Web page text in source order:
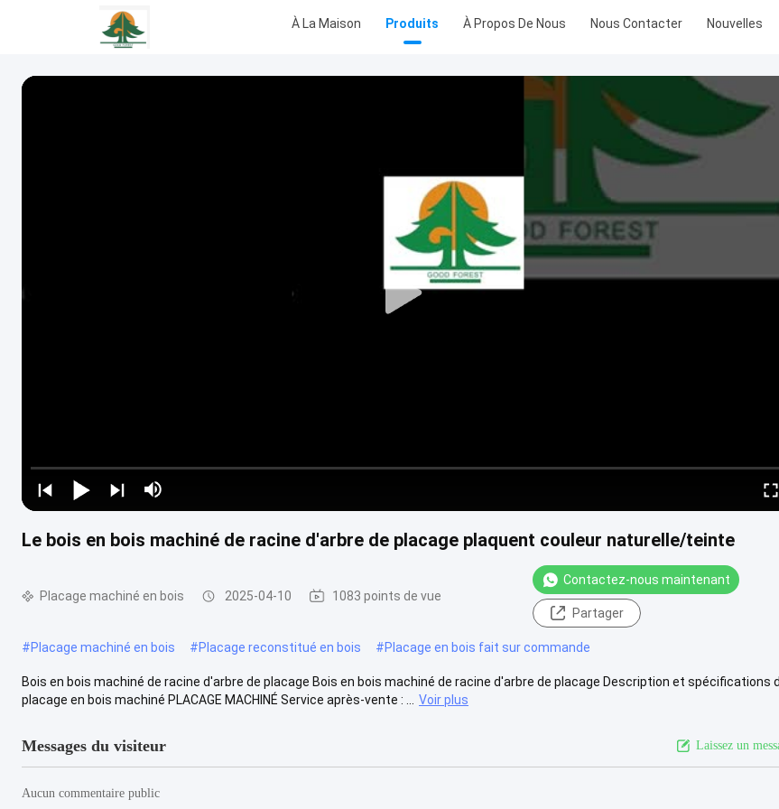
À La Maison Produits À Propos De Nous Nous Contacter Nouvelles
Le bois en bois machiné de racine d'arbre de placage plaquent couleur naturelle/teinte
Placage machiné en bois 2025-04-10 1083 points de vue
Contactez-nous maintenant
Partager
#Placage machiné en bois #Placage reconstitué en bois #Placage en bois fait sur commande
Bois en bois machiné de racine d'arbre de placage Bois en bois machiné de racine d'arbre de placage Description et spécifications
placage en bois machiné PLACAGE MACHINÉ Service après-vente : ...
Voir plus
Messages du visiteur Laissez un
Aucun commentaire public